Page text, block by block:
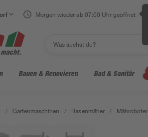
Morgen wieder ab 07:00 Uhr geöffnet
Bauen & Renovieren Bad & Sanitär
/ Gartenmaschinen / Rasenmäher / Mähroboter